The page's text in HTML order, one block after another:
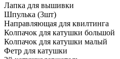
Лапка для вышивки
Шпулька (3шт)
Направляющая для квилтинга
Колпачок для катушки большой
Колпачок для катушки малый
Фетр для катушки